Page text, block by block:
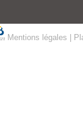
Mentions légales